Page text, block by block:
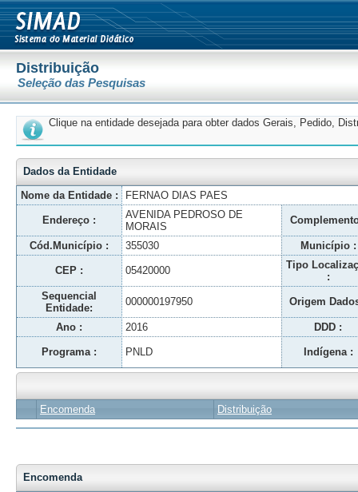
Distribuição
Seleção das Pesquisas
Clique na entidade desejada para obter dados Gerais, Pedido,
Dados da Entidade
Nome da Entidade :
FERNAO DIAS PAES
Endereço :
AVENIDA PEDROSO DE
MORAIS
Cód.Município : 355030 Município :
CEP : 05420000
Tipo
:
Sequencial
Entidade:
000000197950 Origem
Ano : 2016 DDD :
Programa : PNLD Indígena :
Encomenda Distribuição
Encomenda